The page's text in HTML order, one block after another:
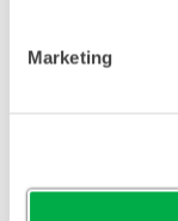
Marketing